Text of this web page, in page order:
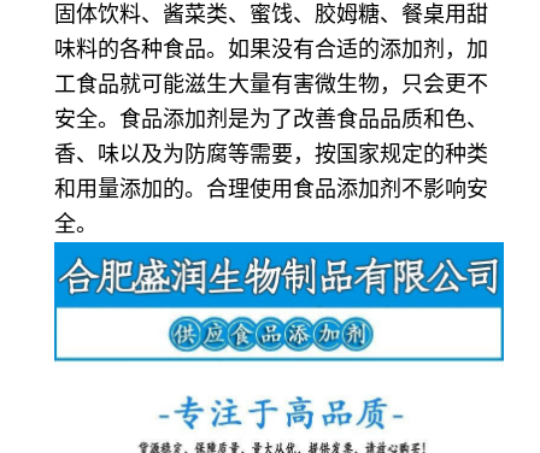
固体饮料、酱菜类、蜜饯、胶姆糖、餐桌用甜
味料的各种食品。如果没有合适的添加剂，加
工食品就可能滋生大量有害微生物，只会更不
安全。食品添加剂是为了改善食品品质和色、
香、味以及为防腐等需要，按国家规定的种类
和用量添加的。合理使用食品添加剂不影响安
全。